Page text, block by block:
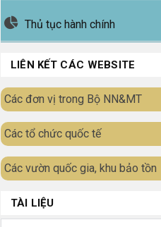
Thủ tục hành chính
LIÊN KẾT CÁC WEBSITE
Các đơn vị trong Bộ NN&MT
Các tổ chức quốc tế
Các vườn quốc gia, khu bảo tồn
TÀI LIỆU